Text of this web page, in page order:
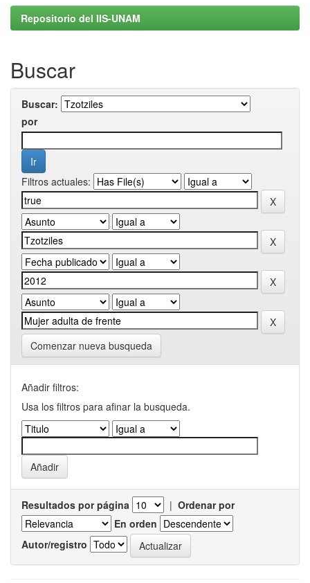
Repositorio del IIS-UNAM
Buscar
Buscar:
por
Filtros actuales:
Comenzar nueva busqueda
Añadir filtros:
Usa los filtros para afinar la busqueda.
Resultados por página | Ordenar por
En orden
Autor/registro